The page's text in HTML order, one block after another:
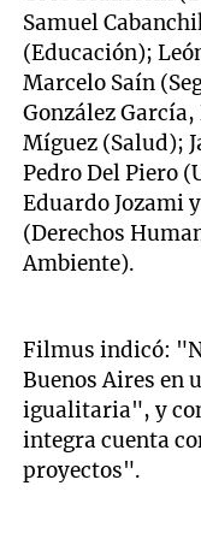
Samuel
(Educación);
Marcelo Saín
González
Míguez (Salud);
Pedro Del Piero
Eduardo Jozami
(Derechos
Ambiente).
Filmus indicó:
Buenos Aires en
igualitaria", y
integra cuenta
proyectos".